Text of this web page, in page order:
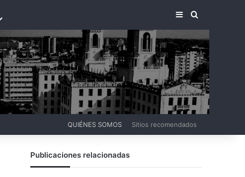
BARRA LATERAL
BUSCAR
QUIÉNES SOMOS Sitios recomendados
Publicaciones relacionadas